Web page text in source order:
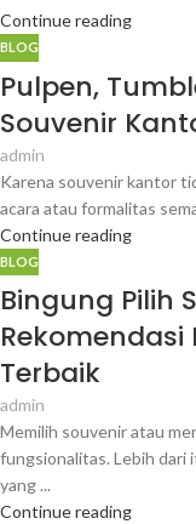
Continue reading
BLOG
Pulpen,
Souvenir
admin
Karena souvenir kantor
acara atau formalitas
Continue reading
BLOG
Bingung Pilih
Terbaik
admin
Memilih souvenir atau
fungsionalitas. Lebih dari
yang ...
Continue reading